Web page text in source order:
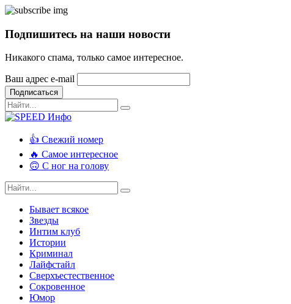
Подпишитесь на наши новости
Никакого спама, только самое интересное.
Ваш адрес e-mail
Подписаться
👍 Свежий номер
🔥 Самое интересное
🙃 С ног на голову
Бывает всякое
Звезды
Интим клуб
Истории
Криминал
Лайфстайл
Сверхъестественное
Сокровенное
Юмор